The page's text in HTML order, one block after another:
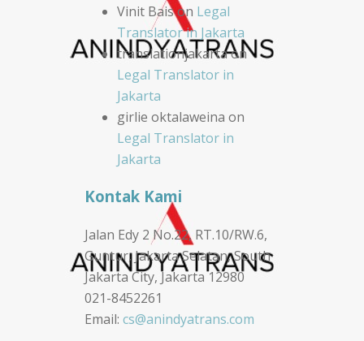
Vinit Baison Legal
Translator in Jakarta
translationjakartaon
Legal Translator in
Jakarta
girlie oktalaweina on
Legal Translator in
Jakarta
Kontak Kami
Jalan Edy 2 No.22, RT.10/RW.6,
Guntur, Jakarta Selatan, South
Jakarta City, Jakarta 12980
021-8452261
Email: cs@anindyatrans.com